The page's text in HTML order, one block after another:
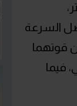
نيوتن متر،
100 كم/س خلال زمن 8.9 ثواني، وتصل السرعة
قوتهما
نيوتن متر، ويتقلص زمن التسارع إلى 6.3 ثواني، فيما